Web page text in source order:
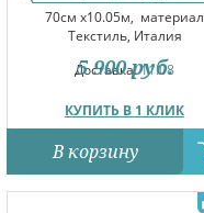
70см x10.05м, материал
Текстиль, Италия
Доставка:11.08
КУПИТЬ В 1 КЛИК
5 900 руб.
В корзину